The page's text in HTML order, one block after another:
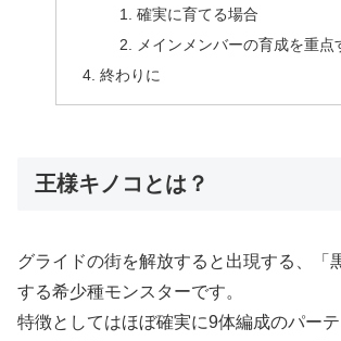
確実に育てる場合
メインメンバーの育成を重点
終わりに
王様キノコとは？
グライドの街を解放すると出現する、「
する希少種モンスターです。
特徴としてはほぼ確実に9体編成のパー